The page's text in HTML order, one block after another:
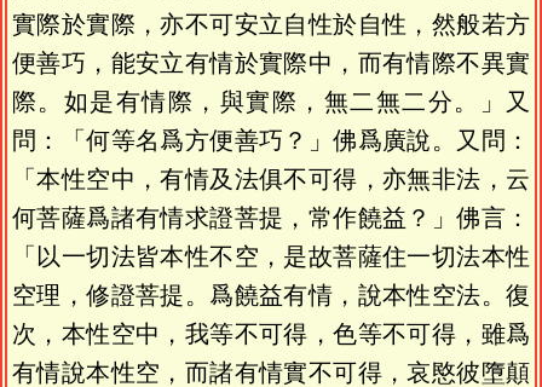
實際於實際，亦不可安立自性於自性，然般若方
便善巧，能安立有情於實際中，而有情際不異實
際。如是有情際，與實際，無二無二分。」又
問：「何等名爲方便善巧？」佛爲廣說。又問：
「本性空中，有情及法俱不可得，亦無非法，云
何菩薩爲諸有情求證菩提，常作饒益？」佛言：
「以一切法皆本性不空，是故菩薩住一切法本性
空理，修證菩提。爲饒益有情，說本性空法。復
次，本性空中，我等不可得，色等不可得，雖爲
有情說本性空，而諸有情實不可得，哀愍彼墮顛